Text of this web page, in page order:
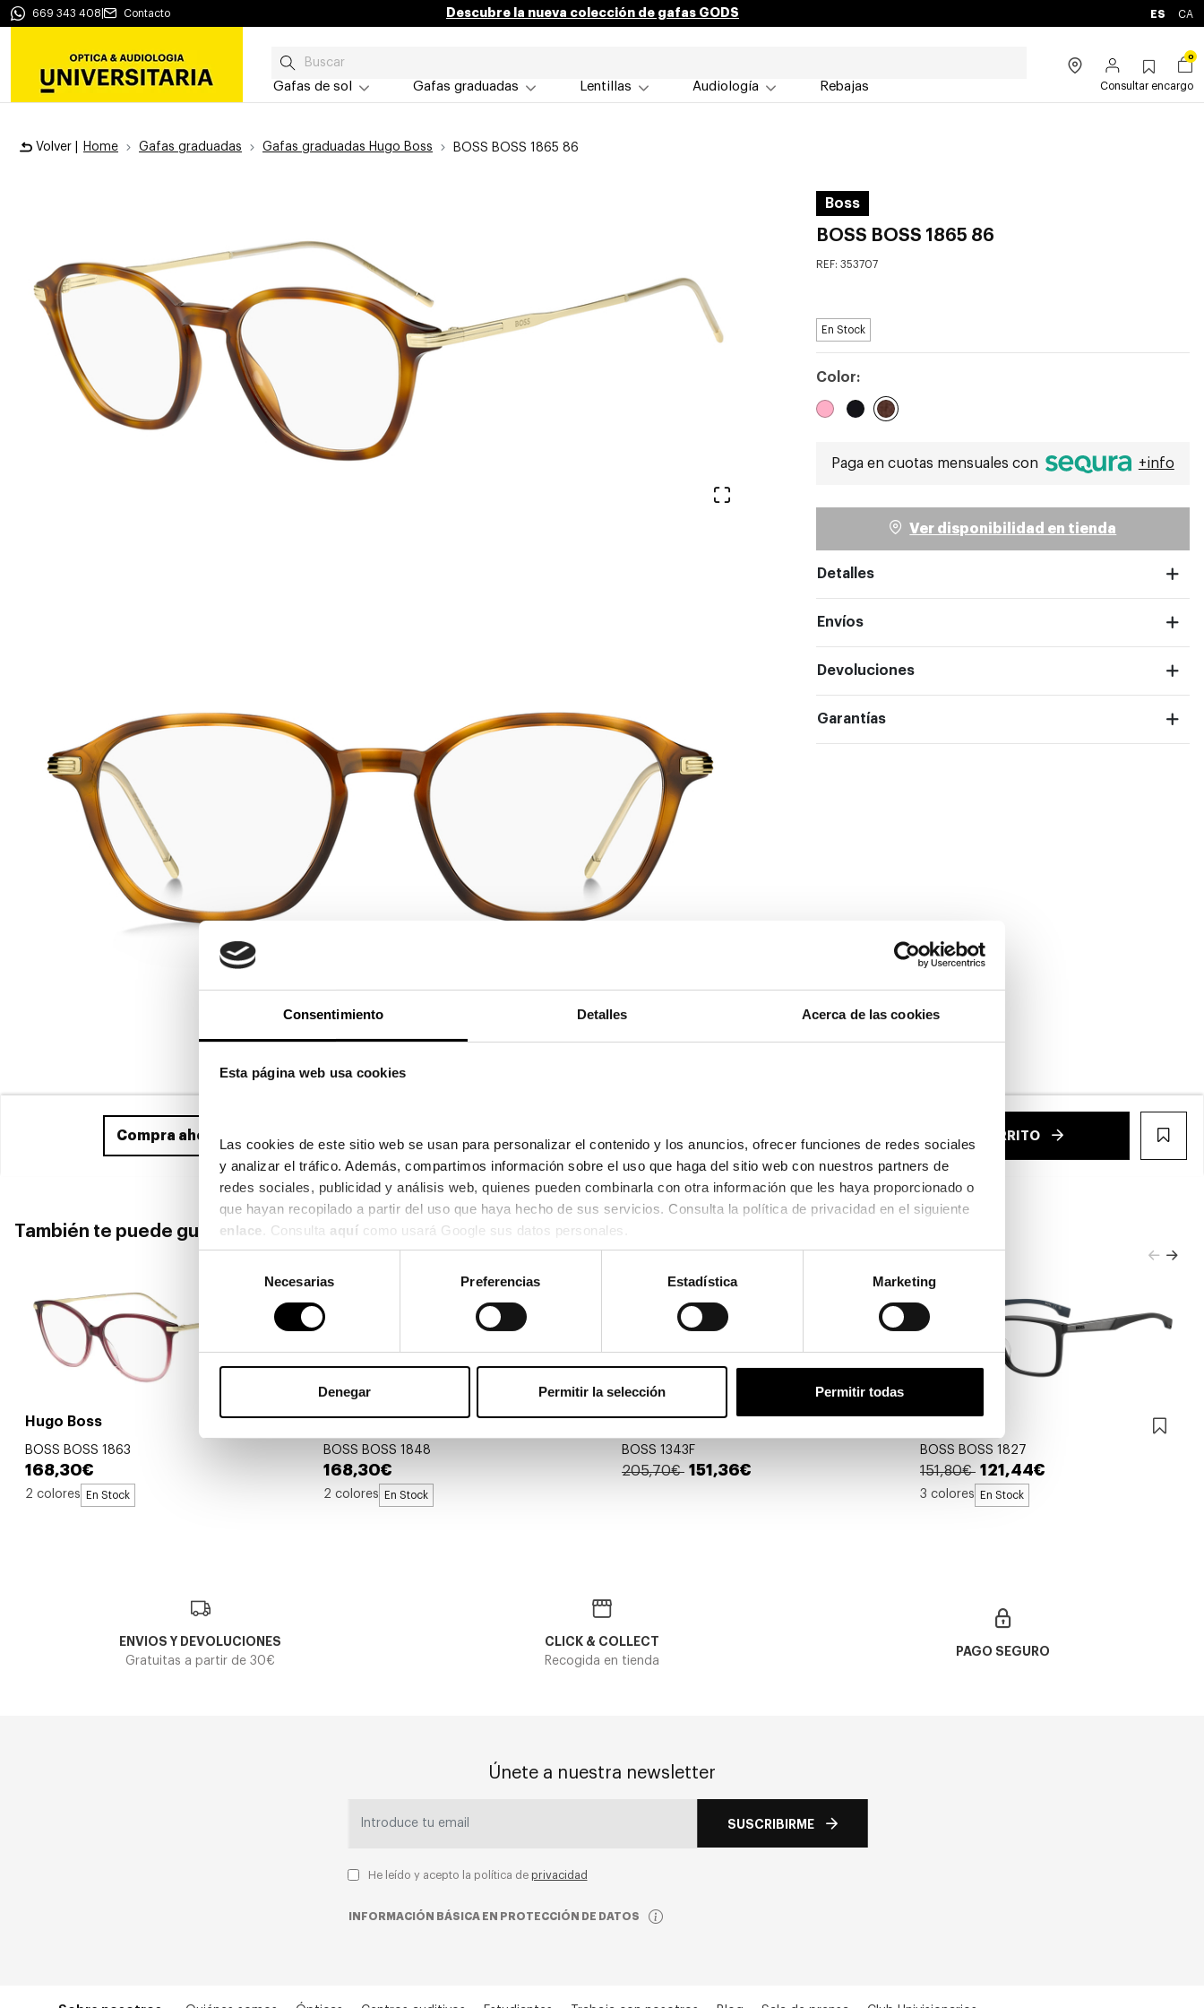
Consentimiento Detalles Acerca de las cookies
Esta página web usa cookies
Las cookies de este sitio web se usan para personalizar el contenido y los anuncios, ofrecer funciones de redes sociales
y analizar el tráfico. Además, compartimos información sobre el uso que haga del sitio web con nuestros partners de
redes sociales, publicidad y análisis web, quienes pueden combinarla con otra información que les haya proporcionado o
enlace . Consulta aquí como usará Google sus datos personales.
consentimiento
Necesarias Preferencias Estadística Marketing
Denegar Permitir la selección Permitir todas
669 343 408 Contacto Descubre la nueva colección de gafas GODS ES CA
Gafas de sol Gafas graduadas Lentillas Audiología Rebajas
0
Consultar encargo
Volver | Home Gafas graduadas Gafas graduadas Hugo Boss BOSS BOSS 1865 86
Ver en pantalla completa
Boss
BOSS BOSS 1865 86
REF: 353707
En Stock
Color:
Paga en cuotas mensuales con +info
Ver disponibilidad en tienda
Detalles
Envíos
Devoluciones
Garantías
Compra ahora 168,30€134,64€ AÑADIR AL CARRITO
También te puede gustar
Hugo Boss
BOSS BOSS 1863
168,30€
2 colores En Stock
Hugo Boss
BOSS BOSS 1848
168,30€
2 colores En Stock
Hugo Boss
BOSS 1343F
205,70€ 151,36€
BOSS BOSS 1827
151,80€ 121,44€
3 colores En Stock
ENVIOS Y DEVOLUCIONES
Gratuitas a partir de 30€
CLICK & COLLECT
Recogida en tienda
PAGO SEGURO
Únete a nuestra newsletter
SUSCRIBIRME
He leído y acepto la política de privacidad
INFORMACIÓN BÁSICA EN PROTECCIÓN DE DATOS